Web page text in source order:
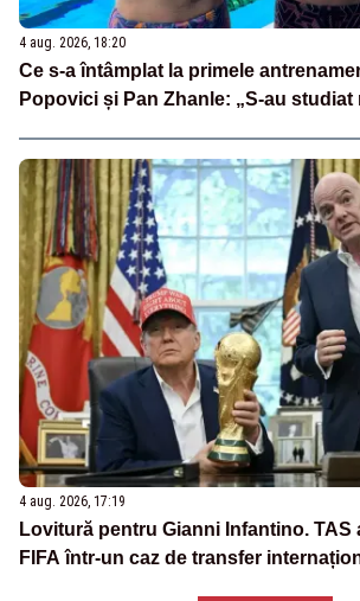
4 aug. 2026, 18:20
Ce s-a întâmplat la primele
Popovici și Pan Zhanle: „S-au studiat
4 aug. 2026, 17:19
Lovitură pentru Gianni Infantino. TAS
FIFA într-un caz de transfer